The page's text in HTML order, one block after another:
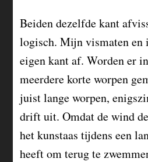
Beiden dezelfde kant
logisch. Mijn vismaten en
eigen kant af. Worden er
meerdere korte worpen
juist lange worpen,
drift uit. Omdat de wind
het kunstaas tijdens een
heeft om terug te